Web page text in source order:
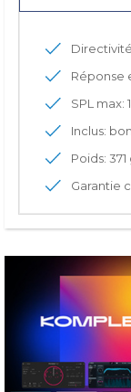
Réponse
SPL max:
Inclus:
Poids: 371
Garantie